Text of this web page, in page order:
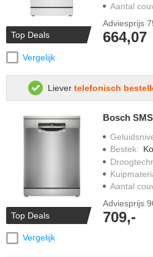
Top Deals
Vergelijk
Aantal
Adviesprijs
664,07
Liever telefonisch
Top Deals
Vergelijk
Bosch
Bestek:
Aantal
Adviesprijs
709,-